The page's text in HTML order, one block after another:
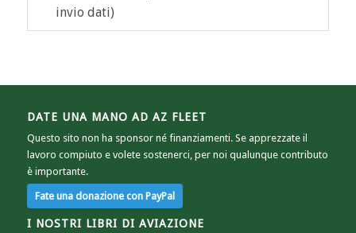
invio dati)
DATE UNA MANO AD AZ FLEET
Questo sito non ha sponsor né finanziamenti. Se apprezzate il
lavoro compiuto e volete sostenerci, per noi qualunque contributo
è importante.
I NOSTRI LIBRI DI AVIAZIONE